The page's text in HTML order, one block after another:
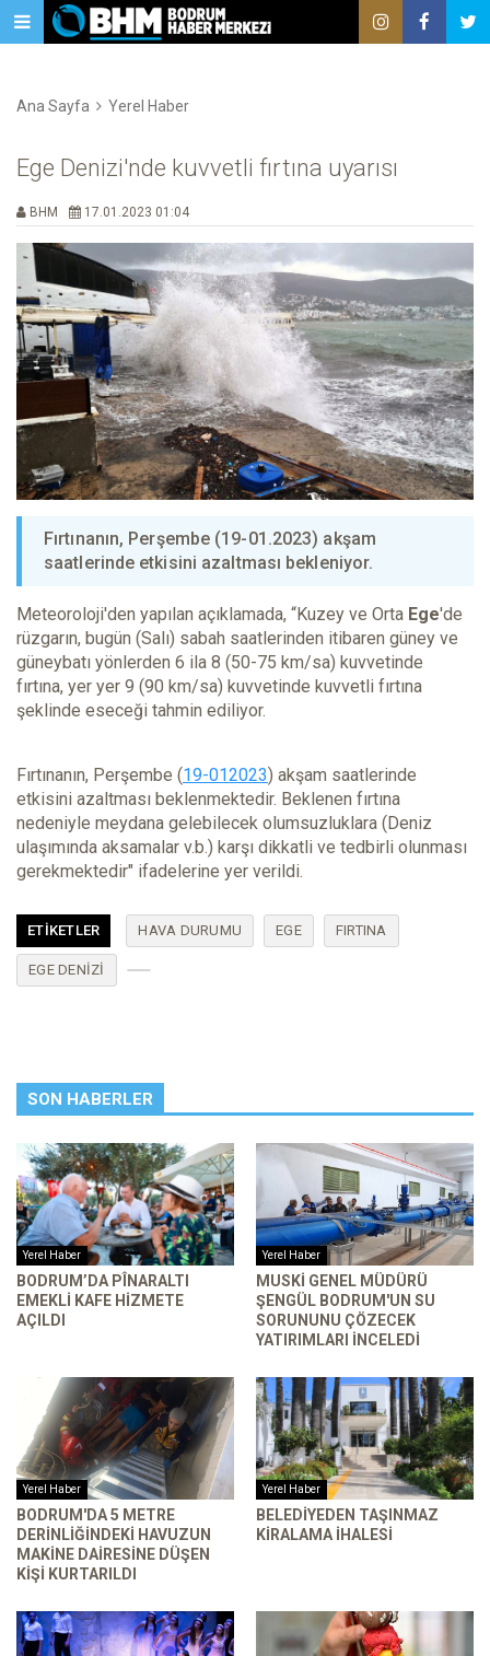
Ana Sayfa Yerel Haber
Ege Denizi'nde kuvvetli fırtına uyarısı
BHM 17.01.2023 01:04
Fırtınanın, Perşembe (19-01.2023) akşam
saatlerinde etkisini azaltması bekleniyor.
Meteoroloji'den yapılan açıklamada, “Kuzey ve Orta Ege'de
rüzgarın, bugün (Salı) sabah saatlerinden itibaren güney ve
güneybatı yönlerden 6 ila 8 (50-75 km/sa) kuvvetinde
fırtına, yer yer 9 (90 km/sa) kuvvetinde kuvvetli fırtına
şeklinde eseceği tahmin ediliyor.
Fırtınanın, Perşembe (19-012023) akşam saatlerinde
etkisini azaltması beklenmektedir. Beklenen fırtına
nedeniyle meydana gelebilecek olumsuzluklara (Deniz
ulaşımında aksamalar v.b.) karşı dikkatli ve tedbirli olunması
gerekmektedir" ifadelerine yer verildi.
ETIKETLER HAVA DURUMU EGE FIRTINA
EGE DENIZI
SON HABERLER
Yerel Haber
BODRUM’DA PÎNARALTI
EMEKLI KAFE HIZMETE
AÇILDI
Yerel Haber
MUSKİ GENEL MÜDÜRÜ
ŞENGÜL BODRUM'UN SU
SORUNUNU ÇÖZECEK
YATIRIMLARI INCELEDI
Yerel Haber
BODRUM'DA 5 METRE
DERINLIĞINDEKI HAVUZUN
MAKINE DAIRESINE DÜŞEN
KIŞI KURTARILDI
Yerel Haber
BELEDIYEDEN TAŞINMAZ
KIRALAMA İHALESI